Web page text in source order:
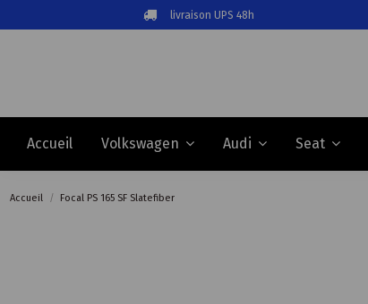
livraison UPS 48h
Accueil Volkswagen Audi Seat
Accueil Focal PS 165 SF Slatefiber